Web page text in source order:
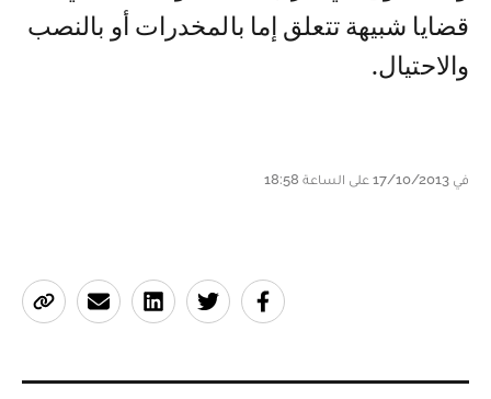
قضايا شبيهة تتعلق إما بالمخدرات أو بالنصب
والاحتيال.
في 17/10/2013 على الساعة 18:58